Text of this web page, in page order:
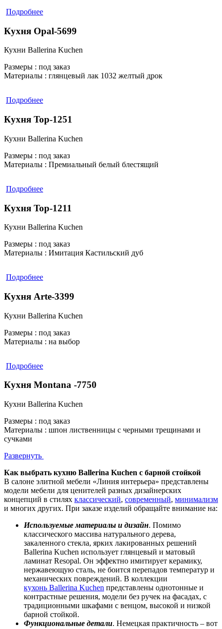
Подробнее
Кухня Opal-5699
Кухни Ballerina Kuchen
Размеры : под заказ
Материалы : глянцевый лак 1032 желтый дрок
Подробнее
Кухня Top-1251
Кухни Ballerina Kuchen
Размеры : под заказ
Материалы : Премиальный белый блестящий
Подробнее
Кухня Top-1211
Кухни Ballerina Kuchen
Размеры : под заказ
Материалы : Имитация Кастильский дуб
Подробнее
Кухня Arte-3399
Кухни Ballerina Kuchen
Размеры : под заказ
Материалы : на выбор
Подробнее
Кухня Montana -7750
Кухни Ballerina Kuchen
Размеры : под заказ
Материалы : шпон лиственницы с черными трещинами и
сучками
Развернуть
Как выбрать кухню Ballerina Kuchen с барной стойкой
В салоне элитной мебели «Линия интерьера» представлены
модели мебели для ценителей разных дизайнерских
концепций в стилях классический, современный, минимализм
и многих других. При заказе изделий обращайте внимание на:
Используемые материалы и дизайн. Помимо
классического массива натурального дерева,
закаленного стекла, ярких лакированных решений
Ballerina Kuchen использует глянцевый и матовый
ламинат Resopal. Он эффектно имитирует керамику,
нержавеющую сталь, не боится перепадов температур и
механических повреждений. В коллекции
кухонь Ballerina Kuchen представлены однотонные и
контрастные решения, модели без ручек на фасадах, с
традиционными шкафами с венцом, высокой и низкой
барной стойкой.
Функциональные детали. Немецкая практичность – вот